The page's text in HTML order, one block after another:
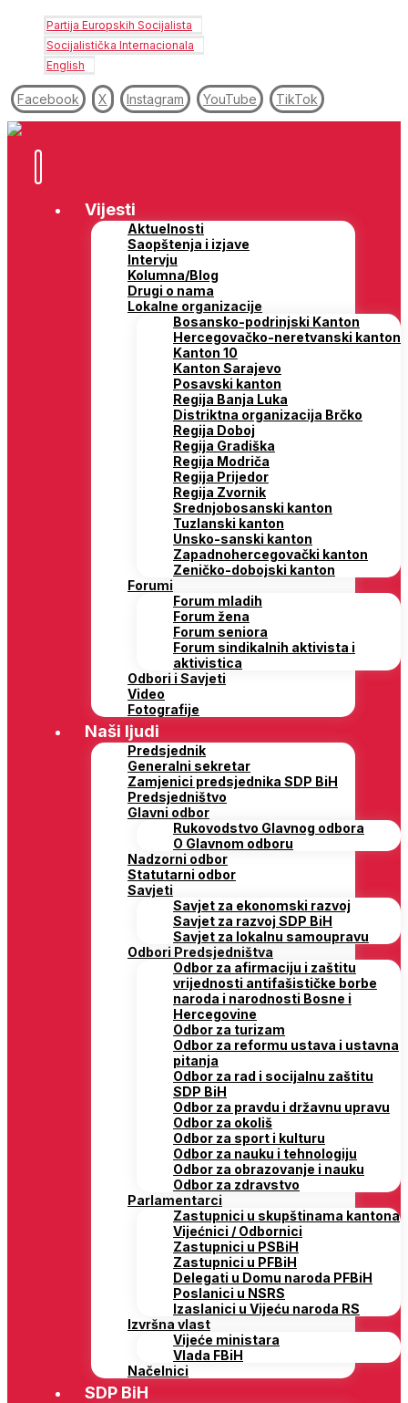
Partija Europskih Socijalista
Socijalistička Internacionala
English
Facebook X Instagram YouTube TikTok
Vijesti
Aktuelnosti
Saopštenja i izjave
Intervju
Kolumna/Blog
Drugi o nama
Lokalne organizacije
Bosansko-podrinjski Kanton
Hercegovačko-neretvanski kanton
Kanton 10
Kanton Sarajevo
Posavski kanton
Regija Banja Luka
Distriktna organizacija Brčko
Regija Doboj
Regija Gradiška
Regija Modriča
Regija Prijedor
Regija Zvornik
Srednjobosanski kanton
Tuzlanski kanton
Unsko-sanski kanton
Zapadnohercegovački kanton
Zeničko-dobojski kanton
Forumi
Forum mladih
Forum žena
Forum seniora
Forum sindikalnih aktivista i
aktivistica
Odbori i Savjeti
Video
Fotografije
Naši ljudi
Predsjednik
Generalni sekretar
Zamjenici predsjednika SDP BiH
Predsjedništvo
Glavni odbor
Rukovodstvo Glavnog odbora
O Glavnom odboru
Nadzorni odbor
Statutarni odbor
Savjeti
Savjet za ekonomski razvoj
Savjet za razvoj SDP BiH
Savjet za lokalnu samoupravu
Odbori Predsjedništva
Odbor za afirmaciju i zaštitu
vrijednosti antifašističke borbe
naroda i narodnosti Bosne i
Hercegovine
Odbor za turizam
Odbor za reformu ustava i ustavna
pitanja
Odbor za rad i socijalnu zaštitu
SDP BiH
Odbor za pravdu i državnu upravu
Odbor za okoliš
Odbor za sport i kulturu
Odbor za nauku i tehnologiju
Odbor za obrazovanje i nauku
Odbor za zdravstvo
Parlamentarci
Zastupnici u skupštinama kantona
Vijećnici / Odbornici
Zastupnici u PSBiH
Zastupnici u PFBiH
Delegati u Domu naroda PFBiH
Poslanici u NSRS
Izaslanici u Vijeću naroda RS
Izvršna vlast
Vijeće ministara
Vlada FBiH
Načelnici
SDP BiH